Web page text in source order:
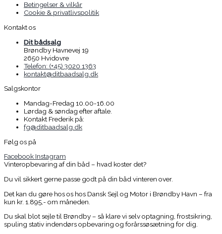
Betingelser & vilkår
Cookie & privatlivspolitik
Kontakt os
Dit bådsalg
Brøndby Havnevej 19
2650 Hvidovre
Telefon: (+45) 3020 1363
kontakt@ditbaadsalg.dk
Salgskontor
Mandag-Fredag 10.00-16.00
Lørdag & søndag efter aftale.
Kontakt Frederik på:
fg@ditbaadsalg.dk
Følg os på
Facebook Instagram
Vinteropbevaring af din båd – hvad koster det?
Du vil sikkert gerne passe godt på din båd vinteren over.
Det kan du gøre hos os hos Dansk Sejl og Motor i Brøndby Havn – fra
kun kr. 1.895,- om måneden.
Du skal blot sejle til Brøndby – så klare vi selv optagning, frostsikring,
spuling stativ indendørs opbevaring og forårssøsætning for dig.